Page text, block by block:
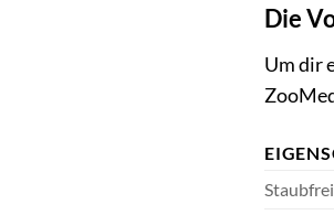
Die
Um dir
Staubfrei